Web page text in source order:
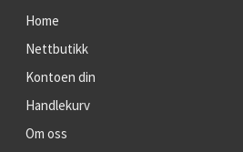
Home
Nettbutikk
Kontoen din
Handlekurv
Om oss